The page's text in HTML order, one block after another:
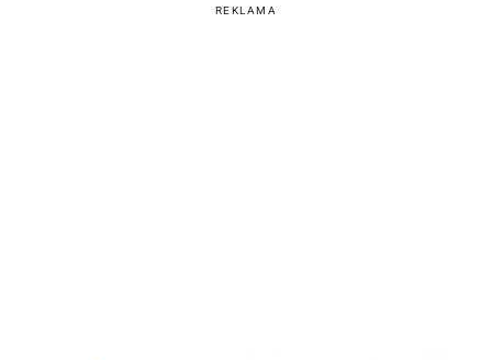
REKLAMA